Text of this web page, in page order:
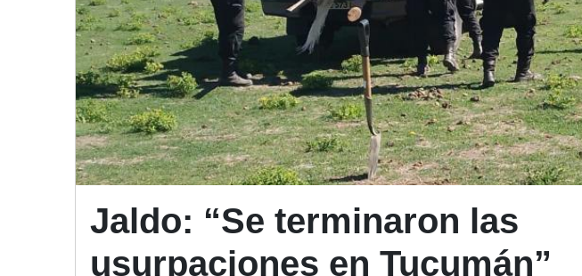
Jaldo: “Se terminaron las
usurpaciones en Tucumán”